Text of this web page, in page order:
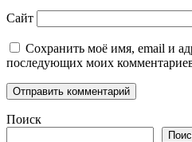
Сайт
Сохранить моё имя, email и
последующих моих
Поиск